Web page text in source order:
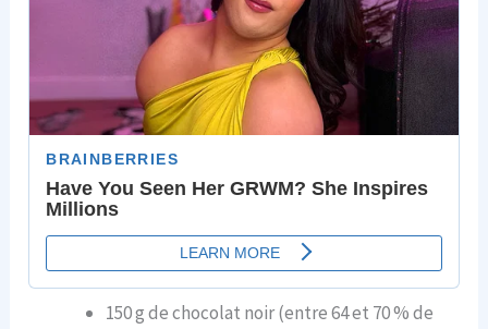
150 g de chocolat noir (entre 64 et 70 % de